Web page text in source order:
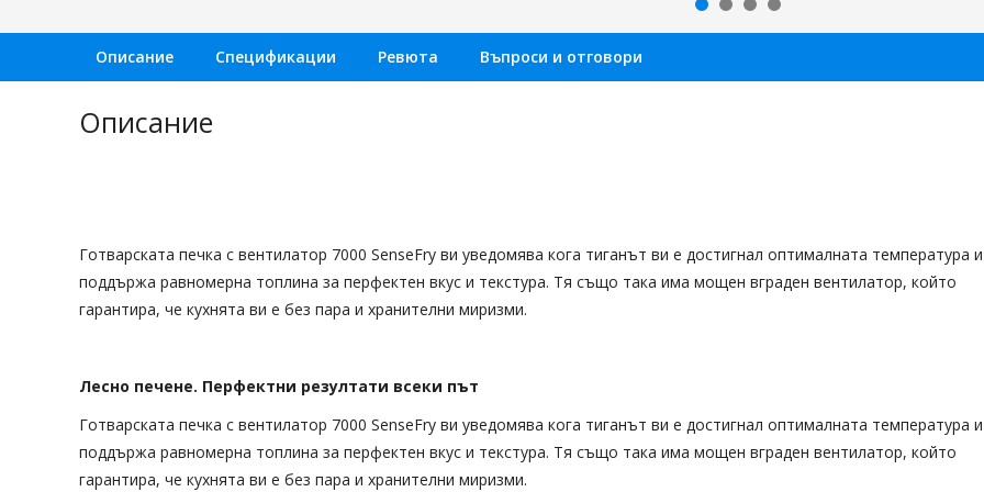
Описание Спецификации Ревюта Въпроси и отговори
Описание
Готварската печка с вентилатор 7000 SenseFry ви уведомява кога тиганът ви е достигнал оптималната температура и
поддържа равномерна топлина за перфектен вкус и текстура. Тя също така има мощен вграден вентилатор, който
гарантира, че кухнята ви е без пара и хранителни миризми.
Лесно печене. Перфектни резултати всеки път
Готварската печка с вентилатор 7000 SenseFry ви уведомява кога тиганът ви е достигнал оптималната температура и
поддържа равномерна топлина за перфектен вкус и текстура. Тя също така има мощен вграден вентилатор, който
гарантира, че кухнята ви е без пара и хранителни миризми.